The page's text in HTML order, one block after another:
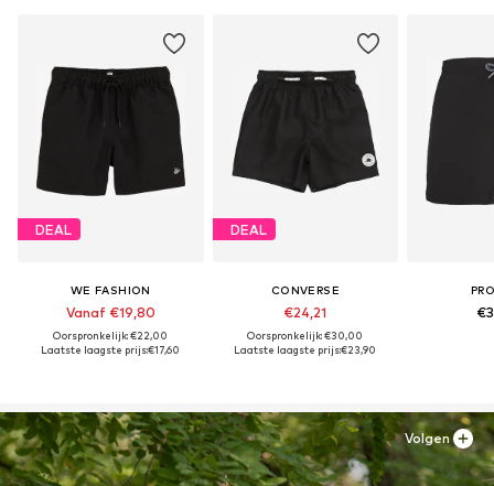
DEAL
WE FASHION
Vanaf €19,80
Oorspronkelijk: €22,00
Laatste laagste prijs:€17,60
DEAL
CONVERSE
€24,21
Oorspronkelijk: €30,00
Laatste laagste prijs:€23,90
Volgen